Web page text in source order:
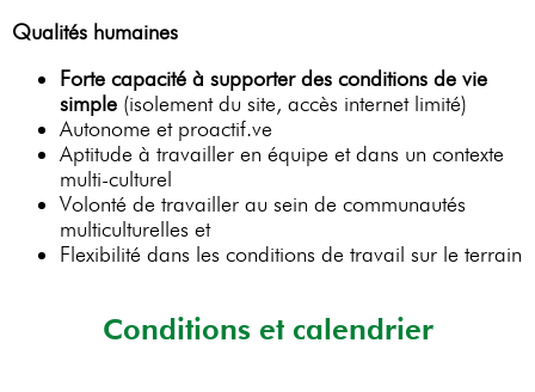
Qualités humaines
Forte capacité à supporter des conditions de vie
simple (isolement du site, accès internet limité)
Autonome et proactif.ve
Aptitude à travailler en équipe et dans un contexte
multi-culturel
Volonté de travailler au sein de communautés
multiculturelles et
Flexibilité dans les conditions de travail sur le terrain
Conditions et calendrier